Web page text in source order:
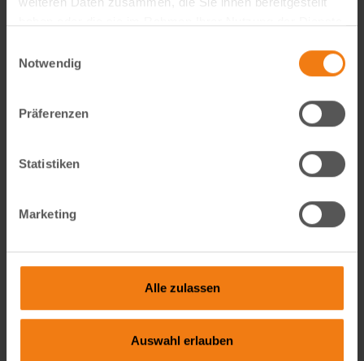
Notwendig
Präferenzen
Statistiken
Marketing
Alle zulassen
Auswahl erlauben
Wie blickdicht ist eine Seitenmarkise wirklich? Welche Höhe
ist ideal? Und braucht man dafür eine Genehmigung? In
wissen solltest – mit viele…